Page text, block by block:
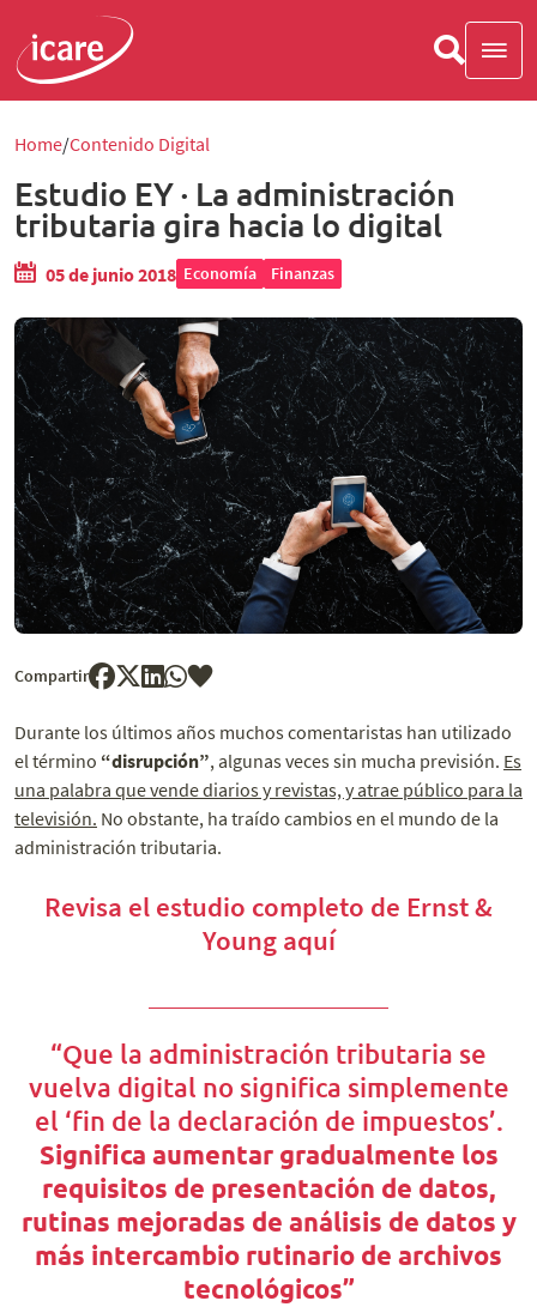
Home Contenido Digital
Estudio EY · La administración
tributaria gira hacia lo digital
05 de junio 2018 Economía Finanzas
Compartir
Durante los últimos años muchos comentaristas han utilizado
el término “disrupción”, algunas veces sin mucha previsión. Es
una palabra que vende diarios y revistas, y atrae público para la
televisión. No obstante, ha traído cambios en el mundo de la
administración tributaria.
Revisa el estudio completo de Ernst &
Young aquí
“Que la administración tributaria se
vuelva digital no significa simplemente
el ‘fin de la declaración de impuestos’.
Significa aumentar gradualmente los
requisitos de presentación de datos,
rutinas mejoradas de análisis de datos y
más intercambio rutinario de archivos
tecnológicos”